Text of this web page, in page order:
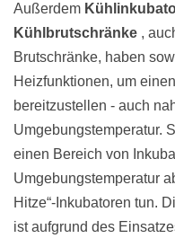
Außerdem
Kühlbrutschränke ,
Brutschränke, haben
Heizfunktionen, um
bereitzustellen - auch
Umgebungstemperatur.
einen Bereich von
Umgebungstemperatur
Hitze“-Inkubatoren tun.
ist aufgrund des